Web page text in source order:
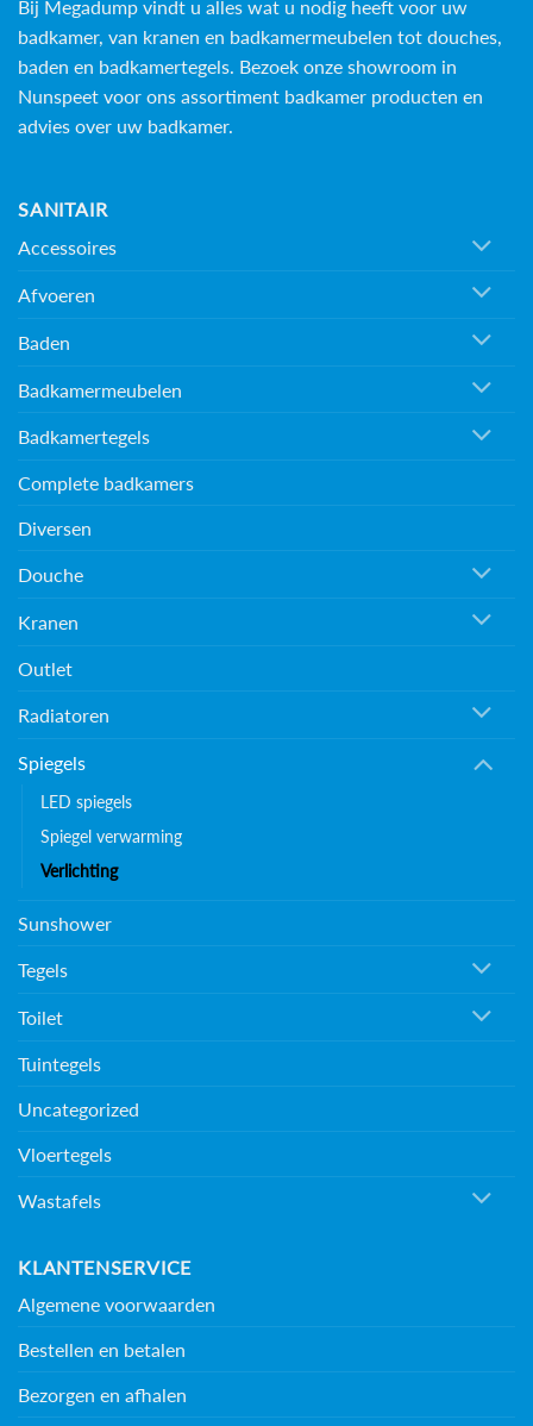
Bij Megadump vindt u alles wat u nodig heeft voor uw
badkamer, van kranen en badkamermeubelen tot douches,
baden en badkamertegels. Bezoek onze showroom in
Nunspeet voor ons assortiment badkamer producten en
advies over uw badkamer.
SANITAIR
Accessoires
Afvoeren
Baden
Badkamermeubelen
Badkamertegels
Complete badkamers
Diversen
Douche
Kranen
Outlet
Radiatoren
Spiegels
LED spiegels
Spiegel verwarming
Verlichting
Sunshower
Tegels
Toilet
Tuintegels
Uncategorized
Vloertegels
Wastafels
KLANTENSERVICE
Algemene voorwaarden
Bestellen en betalen
Bezorgen en afhalen